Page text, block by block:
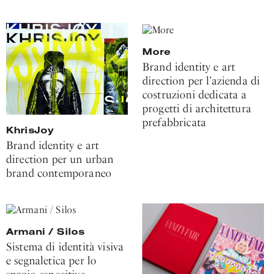
KhrisJoy
Brand identity e art
direction per un urban
brand contemporaneo
More
Brand identity e art
direction per l’azienda di
costruzioni dedicata a
progetti di architettura
prefabbricata
Armani / Silos
Sistema di identità visiva
e segnaletica per lo